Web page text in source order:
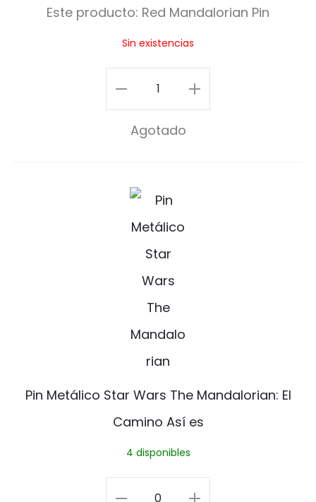
n
a
l
o
Este producto: Red Mandalorian Pin
Sin existencias
Red
Mandalorian
cantidad
Agotado
P
i
n
M
e
t
á
o
Pin Metálico Star Wars The Mandalorian: El
Camino Así es
4 disponibles
Pin